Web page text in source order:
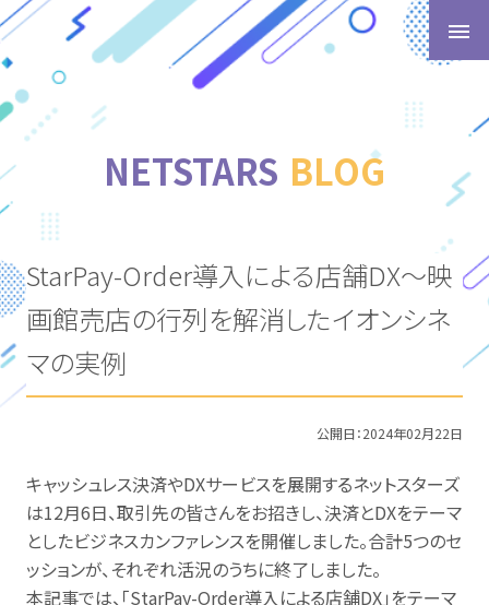
t
o
e
n
i
o
n
NETSTARS BLOG
StarPay-Order導入による店舗DX～映
画館売店の行列を解消したイオンシネ
マの実例
公開日：2024年02月22日
キャッシュレス決済やDXサービスを展開するネットスターズ
は12月6日、取引先の皆さんをお招きし、決済とDXをテーマ
としたビジネスカンファレンスを開催しました。合計5つのセ
ッションが、それぞれ活況のうちに終了しました。
本記事では、「StarPay-Order導入による店舗DX」をテーマ